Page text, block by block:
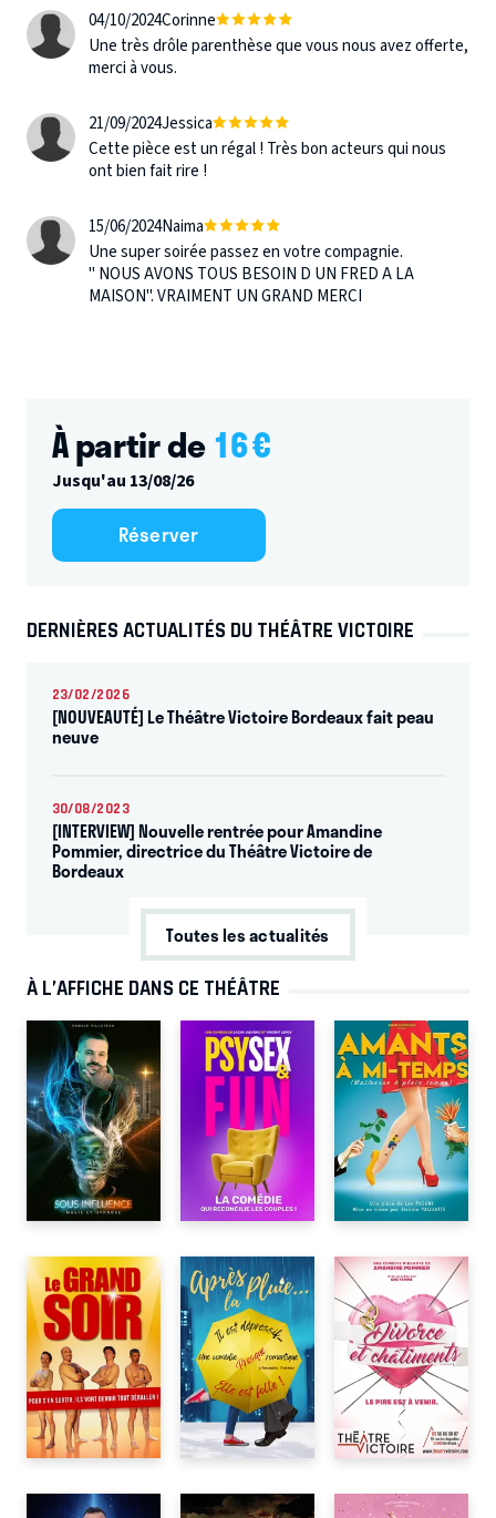
04/10/2024Corinne
Une très drôle parenthèse que vous nous avez offerte,
merci à vous.
21/09/2024Jessica
Cette pièce est un régal ! Très bon acteurs qui nous
ont bien fait rire !
15/06/2024Naima
Une super soirée passez en votre compagnie.
" NOUS AVONS TOUS BESOIN D UN FRED A LA
MAISON". VRAIMENT UN GRAND MERCI
À partir de16€
Jusqu'au 13/08/26
Réserver
DERNIÈRES ACTUALITÉS DU THÉÂTRE VICTOIRE
23/02/2026
[NOUVEAUTÉ] Le Théâtre Victoire Bordeaux fait peau
neuve
30/08/2023
[INTERVIEW] Nouvelle rentrée pour Amandine
Pommier, directrice du Théâtre Victoire de
Bordeaux
Toutes les actualités
À L’AFFICHE DANS CE THÉÂTRE